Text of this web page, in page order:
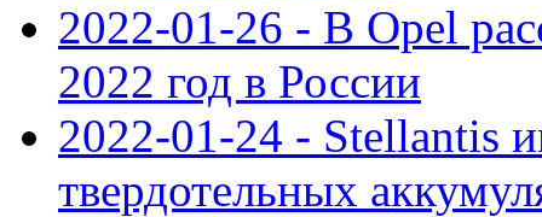
2022-01-26 - В Opel
2022 год в России
2022-01-24 - Stellantis
твердотельных